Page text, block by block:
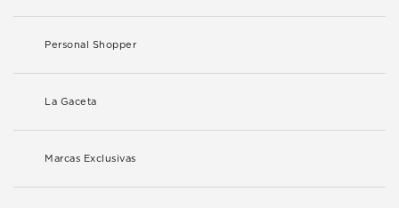
Personal Shopper
La Gaceta
Marcas Exclusivas